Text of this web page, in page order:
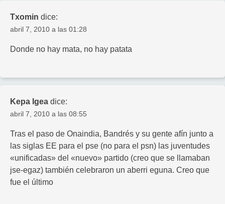
Txomin dice:
abril 7, 2010 a las 01:28
Donde no hay mata, no hay patata
Kepa Igea dice:
abril 7, 2010 a las 08:55
Tras el paso de Onaindia, Bandrés y su gente afín junto a
las siglas EE para el pse (no para el psn) las juventudes
«unificadas» del «nuevo» partido (creo que se llamaban
jse-egaz) también celebraron un aberri eguna. Creo que
fue el último